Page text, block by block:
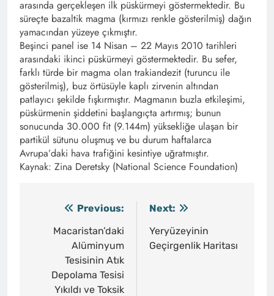
arasında gerçekleşen ilk püskürmeyi göstermektedir. Bu
süreçte bazaltik magma (kırmızı renkle gösterilmiş) dağın
yamacından yüzeye çıkmıştır.
Beşinci panel ise 14 Nisan – 22 Mayıs 2010 tarihleri
arasındaki ikinci püskürmeyi göstermektedir. Bu sefer,
farklı türde bir magma olan trakiandezit (turuncu ile
gösterilmiş), buz örtüsüyle kaplı zirvenin altından
patlayıcı şekilde fışkırmıştır. Magmanın buzla etkileşimi,
püskürmenin şiddetini başlangıçta artırmış; bunun
sonucunda 30.000 fit (9.144m) yüksekliğe ulaşan bir
partikül sütunu oluşmuş ve bu durum haftalarca
Avrupa’daki hava trafiğini kesintiye uğratmıştır.
Kaynak: Zina Deretsky (National Science Foundation)
gezinmesi
Previous:
Macaristan’daki
Alüminyum
Tesisinin Atık
Depolama Tesisi
Yıkıldı ve Toksik
Next:
Yeryüzeyinin
Geçirgenlik Haritası